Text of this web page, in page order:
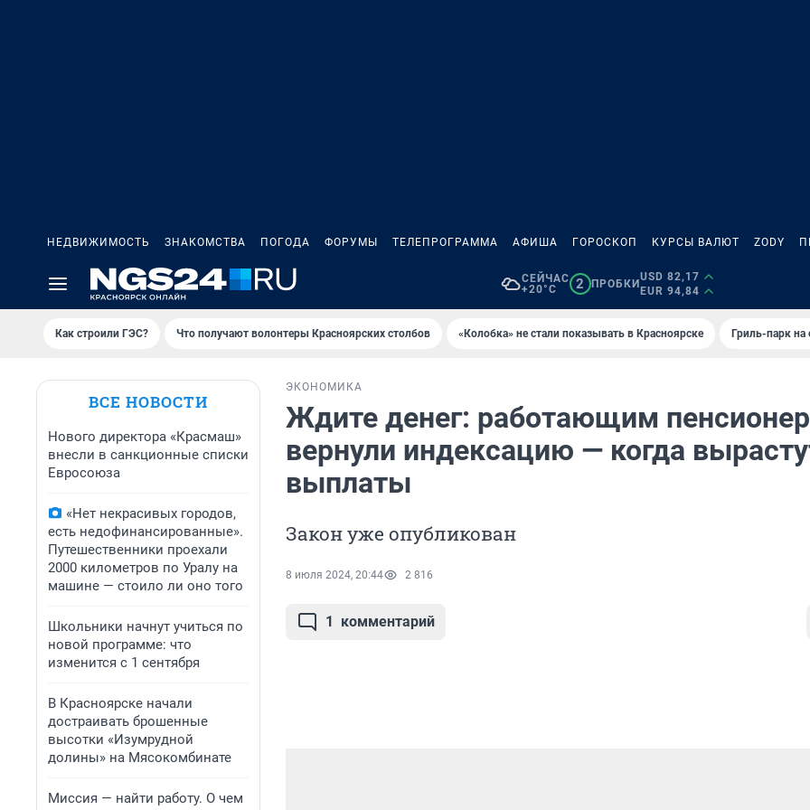
НЕДВИЖИМОСТЬ ЗНАКОМСТВА ПОГОДА ФОРУМЫ ТЕЛЕПРОГРАММА АФИША ГОРОСКОП КУРСЫ ВАЛЮТ ZODY
СЕЙЧАС
+20°C
2 ПРОБКИ
USD 82,17
EUR 94,84
Как строили ГЭС? Что получают волонтеры Красноярских столбов «Колобка» не стали показывать в Красноярске Гриль-парк на
ВСЕ НОВОСТИ
Нового директора «Красмаш»
внесли в санкционные списки
Евросоюза
«Нет некрасивых городов,
есть недофинансированные».
Путешественники проехали
2000 километров по Уралу на
машине — стоило ли оно того
Школьники начнут учиться по
новой программе: что
изменится с 1 сентября
В Красноярске начали
достраивать брошенные
высотки «Изумрудной
долины» на Мясокомбинате
Миссия — найти работу. О чем
ЭКОНОМИКА
Ждите денег: работающим
вернули индексацию — когда
выплаты
Закон уже опубликован
8 июля 2024, 20:44 2 816
1 комментарий